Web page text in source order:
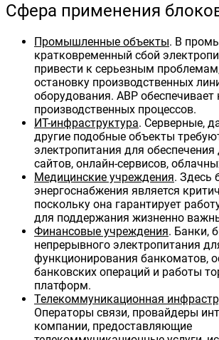
Сфера применения
Промышленные объекты. В
кратковременный сбой
привести к серьезным
остановку производственных
оборудования. АВР обеспечивает
производственных процессов.
ИТ-инфраструктура. Серверные,
другие подобные объекты
электропитания для обеспечения
сайтов, онлайн-сервисов,
Медицинские учреждения. Здесь
энергоснабжения является
поскольку она гарантирует
для поддержания жизненно
Финансовые учреждения. Банки,
непрерывного электропитания
функционирования банкоматов,
банковских операций и работы
платформ.
Телекоммуникационная
Операторы связи, провайдеры
компании, предоставляющие